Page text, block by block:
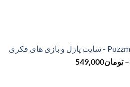
– تومان549,000